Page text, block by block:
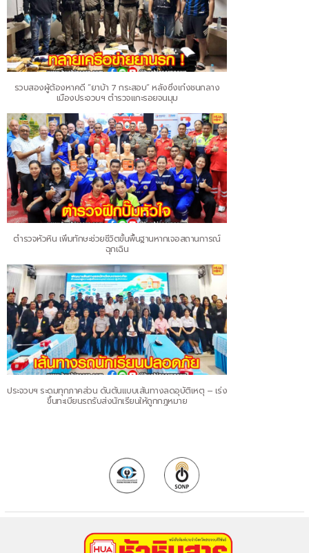
รวบสองผู้ต้องหาคดี “ยาบ้า 7 กระสอบ” หลังซิ่งเก๋งชนกลาง
เมืองประจวบฯ ตำรวจแกะรอยจนมุม
ตำรวจหัวหิน เพิ่มทักษะช่วยชีวิตขั้นพื้นฐานหากเจอสถานการณ์
ฉุกเฉิน
ประจวบฯ ระดมทุกภาคส่วน ดันต้นแบบเส้นทางลดอุบัติเหตุ – เร่ง
ขึ้นทะเบียนรถรับส่งนักเรียนให้ถูกกฎหมาย